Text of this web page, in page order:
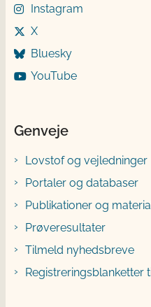
Instagram
X
Bluesky
YouTube
Genveje
Lovstof og vejledninger
Portaler og databaser
Publikationer og
Prøveresultater
Tilmeld nyhedsbreve